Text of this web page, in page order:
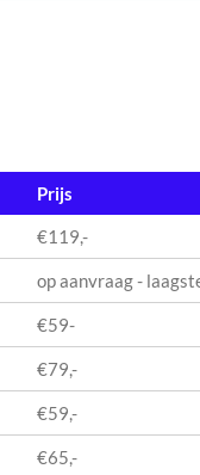
Prijs
€119,-
op aanvraag -
€59-
€79,-
€59,-
€65,-